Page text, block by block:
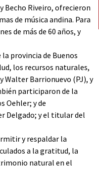
Becho Riveiro, ofrecieron
de música andina. Para
de más de 60 años, y
provincia de Buenos
los recursos naturales,
Walter Barrionuevo (PJ), y
participaron de la
Oehler; y de
Delgado; y el titular del
y respaldar la
a la gratitud, la
natural en el